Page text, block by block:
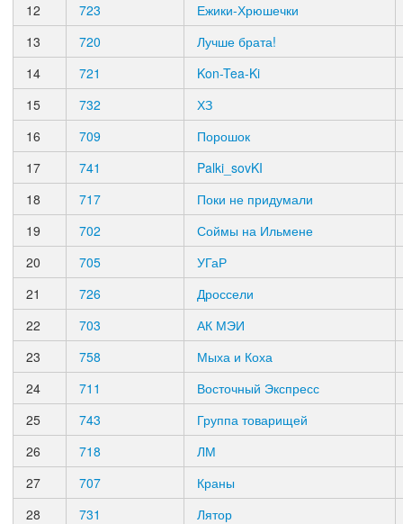
12
723
Ежики-Хрюшечки
13
720
Лучше брата!
14
721
Kon-Tea-Ki
15
732
ХЗ
16
709
Порошок
17
741
Palki_sovKI
18
717
Поки не придумали
19
702
Соймы на Ильмене
20
705
УГаР
21
726
Дроссели
22
703
АК МЭИ
23
758
Мыха и Коха
24
711
Восточный Экспресс
25
743
Группа товарищей
26
718
ЛМ
27
707
Краны
28
731
Лятор